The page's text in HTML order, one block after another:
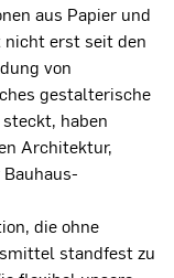
aus Papier und
nicht erst seit den
von
gestalterische
haben
Architektur,
die ohne
standfest zu